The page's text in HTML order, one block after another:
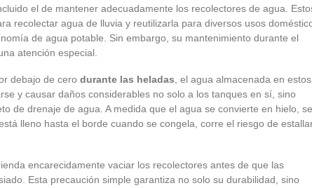
el de mantener adecuadamente los recolectores de agua.
recolectar agua de lluvia y reutilizarla para diversos usos
de agua potable. Sin embargo, su mantenimiento durante el
atención especial.
debajo de cero durante las heladas , el agua almacenada en estos
y causar daños considerables no solo a los tanques en sí, sino
de drenaje de agua. A medida que el agua se convierte en hielo, se
lleno hasta el borde cuando se congela, corre el riesgo de
encarecidamente vaciar los recolectores antes de que las
Esta precaución simple garantiza no solo su durabilidad, sino